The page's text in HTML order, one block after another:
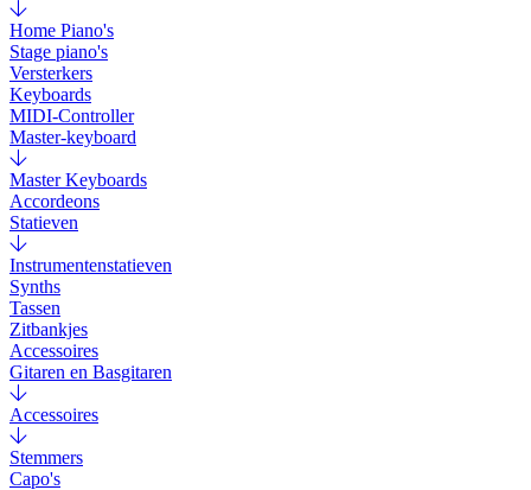
Home Piano's
Stage piano's
Versterkers
Keyboards
MIDI-Controller
Master-keyboard
Master Keyboards
Accordeons
Statieven
Instrumentenstatieven
Synths
Tassen
Zitbankjes
Accessoires
Gitaren en Basgitaren
Accessoires
Stemmers
Capo's